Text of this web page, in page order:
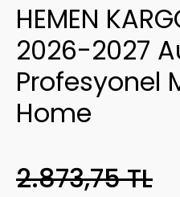
HEMEN
2026-2027
Profesyonel
Home
2.873,75 TL